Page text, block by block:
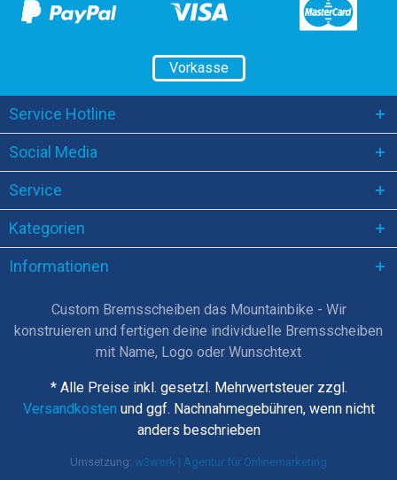
Vorkasse
Service Hotline
Social Media
Service
Kategorien
Informationen
Custom Bremsscheiben das Mountainbike - Wir
konstruieren und fertigen deine individuelle Bremsscheiben
mit Name, Logo oder Wunschtext
* Alle Preise inkl. gesetzl. Mehrwertsteuer zzgl.
Versandkosten und ggf. Nachnahmegebühren, wenn nicht
anders beschrieben
Umsetzung: w3work | Agentur für Onlinemarketing